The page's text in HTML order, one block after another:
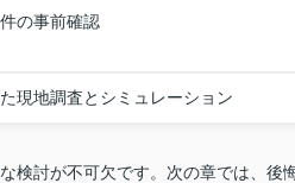
の事前確認
現地調査とシミュレーション
検討が不可欠です。次の章では、後